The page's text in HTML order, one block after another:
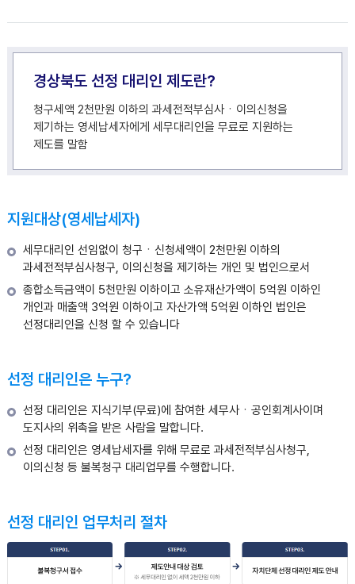
경상북도 선정 대리인 제도란?
청구세액 2천만원 이하의 과세전적부심사ㆍ이의신청을
제기하는 영세납세자에게 세무대리인을 무료로 지원하는
제도를 말함
지원대상(영세납세자)
세무대리인 선임없이 청구ㆍ신청세액이 2천만원 이하의
과세전적부심사청구, 이의신청을 제기하는 개인 및 법인으로서
종합소득금액이 5천만원 이하이고 소유재산가액이 5억원 이하인
개인과 매출액 3억원 이하이고 자산가액 5억원 이하인 법인은
선정대리인을 신청 할 수 있습니다
선정 대리인은 누구?
선정 대리인은 지식기부(무료)에 참여한 세무사ㆍ공인회계사이며
도지사의 위촉을 받은 사람을 말합니다.
선정 대리인은 영세납세자를 위해 무료로 과세전적부심사청구,
이의신청 등 불복청구 대리업무를 수행합니다.
선정 대리인 업무처리 절차